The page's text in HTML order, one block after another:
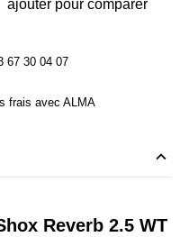
ajouter pour comparer
67 30 04 07
frais avec ALMA
Reverb 2.5 WT